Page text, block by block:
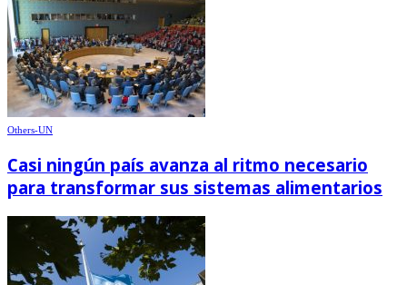
Others-UN
Casi ningún país avanza al ritmo necesario
para transformar sus sistemas alimentarios